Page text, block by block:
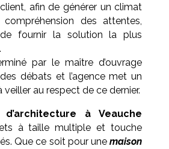
afin de générer un climat
des attentes,
fournir la solution la plus
par le maître d’ouvrage
débats et l’agence met un
veiller au respect de ce dernier.
d’architecture à
Veauche
à taille multiple et touche
Que ce soit pour unemaison